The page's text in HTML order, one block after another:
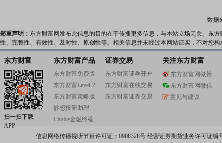
拥有2家全资子公司、2家控股子公司和1家合资公司,分布
西安和湖北襄阳,主要从事光电防务、光学材料两大业务领
品研发、生产与销售。光电股份以创新发展历程为厚积,专
电领域的研发和制造,不断提升科研开发水平,打造领先的核
能力,具备尖端的科研开发能力、先进的加工制造技术、领
了较为雄厚的产品研发、制造及试验能力。所拥有的国防
业认定企业技术中心、博士后科研工作站、国家高技能人
基地、特有工种职业技能鉴定站等一大批技术技能人才培
为公司的发展储备了强大的技术能量和人力资本,为公司的
展奠定了坚实的基础。公司始终坚持以改革和发展为动力,
于国防建设和国民经济建设为己任,致力于打造有抱负、负
全面履行好政治责任、经济责任和社会责任,为成就行业领
数据
郑重声明： 东方财富网发布此信息的目的在于传播更多信息，与本站立场无关。东
性、完整性、有效性、及时性、原创性等。相关信息并未经过本网站证实，不对您
东方财富
扫一扫下载
APP
东方财富产品
东方财富免费版
东方财富Level-2
东方财富策略版
妙想投研助理
Choice金融终端
证券交易
东方财富证券开户
东方财富在线交易
东方财富证券交易
关注东方财富
东方财富网微博
东方财富网微信
意见与建议
信息网络传播视听节目许可证：0908328号 经营证券期货业务许可证编